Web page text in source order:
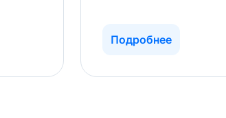
Подробнее